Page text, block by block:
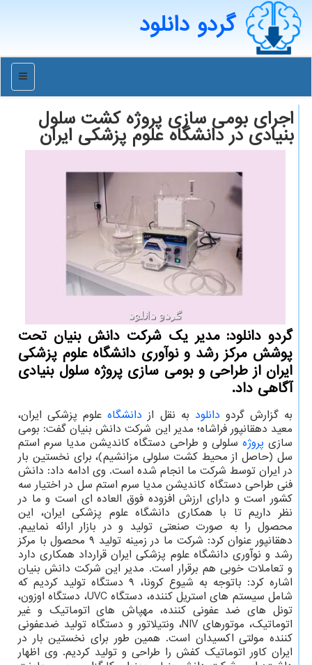
گردو دانلود
منو
اجرای بومی سازی پروژه كشت سلول
بنیادی در دانشگاه علوم پزشكی ایران
گردو دانلود: مدیر یك شركت دانش بنیان تحت
پوشش مركز رشد و نوآوری دانشگاه علوم پزشكی
ایران از طراحی و بومی سازی پروژه سلول بنیادی
آگاهی داد.
به گزارش گردو دانلود به نقل از دانشگاهعلوم پزشکی ایران،
معید دهقانپور فراشاه؛ مدیر این شرکت دانش بنیان گفت: بومی
سازی پروژه سلولی و طراحی دستگاه کاندیشن مدیا سرم استم
سل (حاصل از محیط کشت سلولی مزانشیم)، برای نخستین بار
در ایران توسط شرکت ما انجام شده است. وی ادامه داد: دانش
فنی طراحی دستگاه کاندیشن مدیا سرم استم سل در اختیار سه
کشور است و دارای ارزش افزوده فوق العاده ای است و ما در
نظر داریم تا با همکاری دانشگاه علوم پزشکی ایران، این
محصول را به صورت صنعتی تولید و در بازار ارائه نماییم.
دهقانپور عنوان کرد: شرکت ما در زمینه تولید ۹ محصول با مرکز
رشد و نوآوری دانشگاه علوم پزشکی ایران قرارداد همکاری دارد
و تعاملات خوبی هم برقرار است. مدیر این شرکت دانش بنیان
اشاره کرد: باتوجه به شیوع کرونا، ۹ دستگاه تولید کردیم که
شامل سیستم های استریل کننده، دستگاه UVC، دستگاه اوزون،
تونل های ضد عفونی کننده، مهپاش های اتوماتیک و غیر
اتوماتیک، موتورهای NIV، ونتیلاتور و دستگاه تولید ضدعفونی
کننده مولتی اکسیدان است. همین طور برای نخستین بار در
ایران کاور اتوماتیک کفش را طراحی و تولید کردیم. وی اظهار